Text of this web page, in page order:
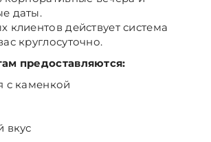
даты.
клиентов действует система
круглосуточно.
предоставляются:
с каменкой
вкус